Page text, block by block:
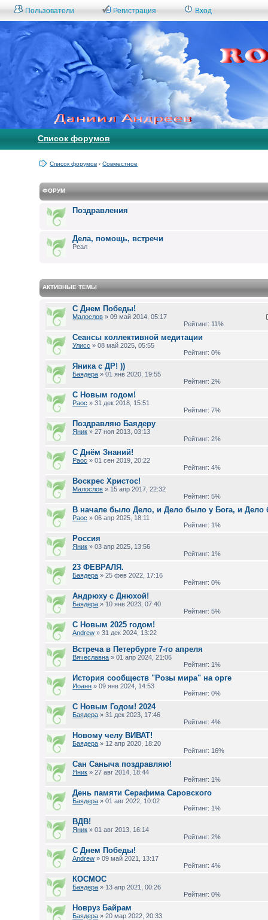
Пользователи Регистрация Вход
Список форумов
Список форумов ‹ Совместное
ФОРУМ
Поздравления
Дела, помощь, встречи
Реал
АКТИВНЫЕ ТЕМЫ
С Днем Победы!
Малослов » 09 май 2014, 05:17
Рейтинг: 11%
Сеансы коллективной медитации
Улисс » 08 май 2025, 05:55
Рейтинг: 0%
Яника с ДР! ))
Баядера » 01 янв 2020, 19:55
Рейтинг: 2%
С Новым годом!
Раос » 31 дек 2018, 15:51
Рейтинг: 7%
Поздравляю Баядеру
Яник » 27 ноя 2013, 03:13
Рейтинг: 2%
С Днём Знаний!
Раос » 01 сен 2019, 20:22
Рейтинг: 4%
Воскрес Христос!
Малослов » 15 апр 2017, 22:32
Рейтинг: 5%
В начале было Дело, и Дело было у Бога, и Дело
Раос » 06 апр 2025, 18:11
Рейтинг: 1%
Россия
Яник » 03 апр 2025, 13:56
Рейтинг: 1%
23 ФЕВРАЛЯ.
Баядера » 25 фев 2022, 17:16
Рейтинг: 0%
Андрюху с Днюхой!
Баядера » 10 янв 2023, 07:40
Рейтинг: 5%
С Новым 2025 годом!
Andrew » 31 дек 2024, 13:22
Встреча в Петербурге 7-го апреля
Вячеславна » 01 апр 2024, 21:06
Рейтинг: 1%
История сообществ "Розы мира" на орге
Иоанн » 09 янв 2024, 14:53
Рейтинг: 0%
С Новым Годом! 2024
Баядера » 31 дек 2023, 17:46
Рейтинг: 4%
Новому челу ВИВАТ!
Баядера » 12 апр 2020, 18:20
Рейтинг: 16%
Сан Саныча поздравляю!
Яник » 27 авг 2014, 18:44
Рейтинг: 1%
День памяти Серафима Саровского
Баядера » 01 авг 2022, 10:02
Рейтинг: 1%
ВДВ!
Яник » 01 авг 2013, 16:14
Рейтинг: 2%
С Днем Победы!
Andrew » 09 май 2021, 13:17
Рейтинг: 4%
КОСМОС
Баядера » 13 апр 2021, 00:26
Рейтинг: 0%
Новруз Байрам
Баядера » 20 мар 2022, 20:33